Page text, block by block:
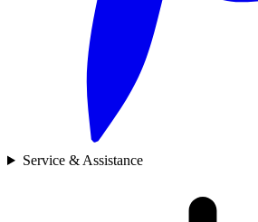
Service & Assistance